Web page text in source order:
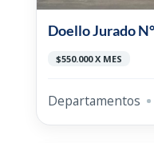
Doello Jurado
$550.000 X MES
Departamentos